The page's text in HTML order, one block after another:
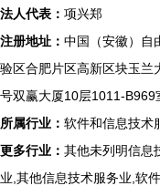
法人代表： 项兴郑
注册地址： 中国（安徽）自
验区合肥片区高新区块玉兰
号双赢大厦10层1011-B969
所属行业： 软件和信息技术
更多行业： 其他未列明信息
业,其他信息技术服务业,软